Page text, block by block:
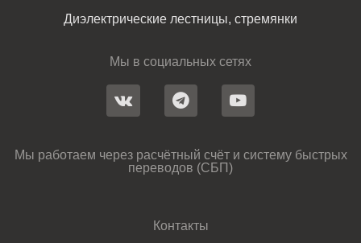
Диэлектрические лестницы, стремянки
Мы в социальных сетях
Мы работаем через расчётный счёт и систему быстрых
переводов (СБП)
Контакты